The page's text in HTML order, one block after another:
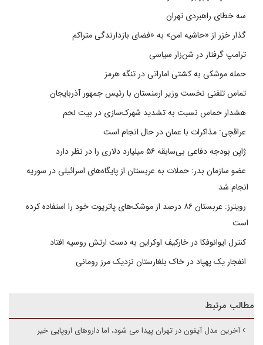
سه خطای راهبردی تهران
گذار خزر از «حاشیه امن» به «فضای بازدارندگی متراکم
ترامپ گرفتار در شن‌زار سیاسی
حمله موشکی به کشتی اماراتی در تنگه هرمز
تماس تلفنی نخست وزیر ارمنستان با رئیس جمهور آذربایجان
هشدار حماس نسبت به تشدید شهرک‌سازی در بیت‌ لحم
عراقچی: مذاکرات با عمان در حال انجام است
ژاپن بودجه دفاعی بی‌سابقه ۵۶ میلیارد دلاری را در نظر دارد
عضو سازمان بدر: حملات به عربستان از پایگاه‌های اسرائیلی در سوریه
انجام شد
رویترز: عربستان ۸۶ درصد از موشک‌های پاتریوت خود را استفاده کرده
است
کنترل ایوانوفکا در خارکیف اوکراین به دست ارتش روسیه افتاد
انفجار یک پهپاد در خاک بلغارستان نزدیک مرز رومانی
مطالب مرتبط
آخرین مدل آیفون در تهران پیدا می شود، اما داروهای اروپایی خیر